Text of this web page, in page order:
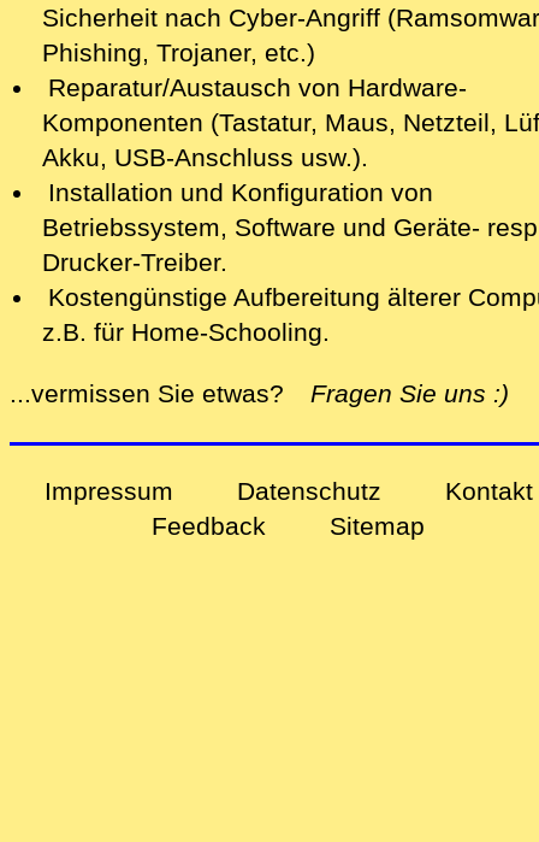
Sicherheit nach Cyber-Angriff
Phishing, Trojaner, etc.)
Reparatur/Austausch von Hardware-
Komponenten (Tastatur, Maus, Netzteil,
Akku, USB-Anschluss usw.).
Installation und Konfiguration von
Betriebssystem, Software und Geräte-
Drucker-Treiber.
Kostengünstige Aufbereitung älterer
z.B. für Home-Schooling.
...vermissen Sie etwas? Fragen Sie uns :)
Impressum Datenschutz
Kontakt
Feedback
Sitemap